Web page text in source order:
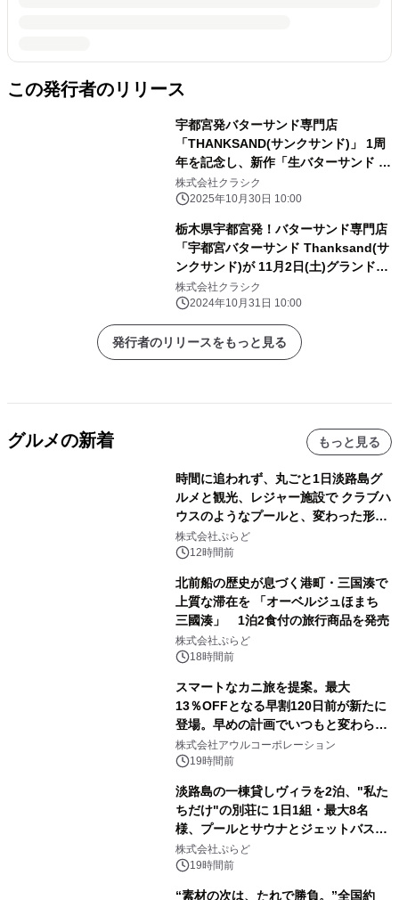
この発行者のリリース
宇都宮発バターサンド専門店
「THANKSAND(サンクサンド)」 1周
年を記念し、新作「生バターサンド シ
ョコラノワール」を発売
株式会社クラシク
2025年10月30日 10:00
栃木県宇都宮発！バターサンド専門店
「宇都宮バターサンド Thanksand(サ
ンクサンド)が 11月2日(土)グランドオ
ープン！
株式会社クラシク
2024年10月31日 10:00
発行者のリリースをもっと見る
グルメの新着 もっと見る
時間に追われず、丸ごと1日淡路島グ
ルメと観光、レジャー施設で クラブハ
ウスのようなプールと、変わった形の
サウナも 「THE BOXY AWAJI」のお
得な素泊まり連泊プランで
株式会社ぷらど
12時間前
北前船の歴史が息づく港町・三国湊で
上質な滞在を 「オーベルジュほまち
三國湊」 1泊2食付の旅行商品を発売
株式会社ぷらど
18時間前
スマートなカニ旅を提案。最大
13％OFFとなる早割120日前が新たに
登場。早めの計画でいつもと変わらぬ
大人の冬旅を。ー夕日ヶ浦温泉「佳松
苑 別邸ふうか」ー
株式会社アウルコーポレーション
19時間前
淡路島の一棟貸しヴィラを2泊、"私た
ちだけ"の別荘に 1日1組・最大8名
様、プールとサウナとジェットバス付
きで Villa Mon Temps AWAJIの連泊
素泊りプラン
株式会社ぷらど
19時間前
“素材の次は、たれで勝負。”全国約